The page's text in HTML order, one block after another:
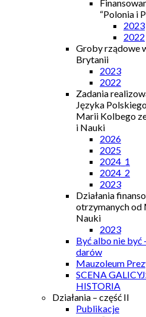
“Polonia i
2023
2022
Groby rządowe
Brytanii
2023
2022
Zadania
Języka
Marii Kolbego
i Nauki
2026
2025
2024_1
2024_2
2023
Działania
otrzymanych od
Nauki
2023
Być albo nie
darów
Mauzoleum
SCENA
HISTORIA
Działania – część II
Publikacje